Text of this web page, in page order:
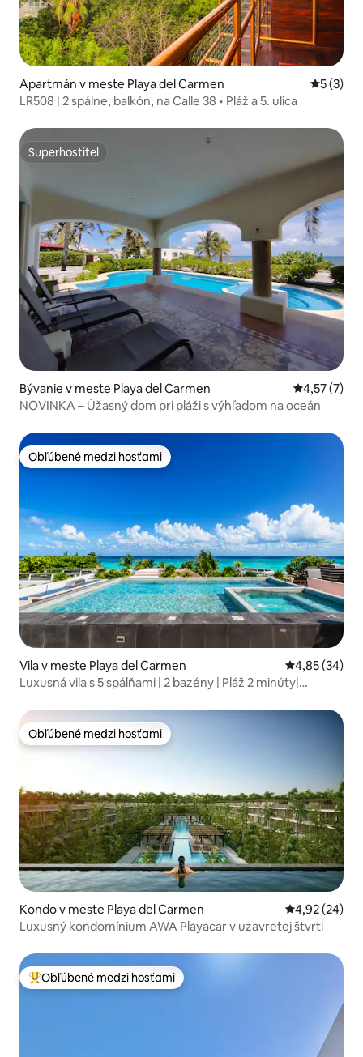
Apartmán v meste Playa del Carmen
5 (3)
LR508 | 2 spálne, balkón, na Calle 38 • Pláž a 5. ulica
Superhostiteľ
Superhostiteľ
Bývanie v meste Playa del Carmen Priemerné
4,57 (7)
NOVINKA – Úžasný dom pri pláži s výhľadom na oceán
Obľúbené medzi hosťami
Obľúbené medzi hosťami
Vila v meste Playa del Carmen Priemerné
4,85 (34)
Luxusná vila s 5 spálňami | 2 bazény | Pláž 2 minúty|
Obľúbené medzi hosťami
Obľúbené medzi hosťami
Kondo v meste Playa del Carmen Priemerné
4,92 (24)
Luxusný kondomínium AWA Playacar v uzavretej štvrti
Najobľúbenejšie medzi hosťami
Obľúbené medzi hosťami